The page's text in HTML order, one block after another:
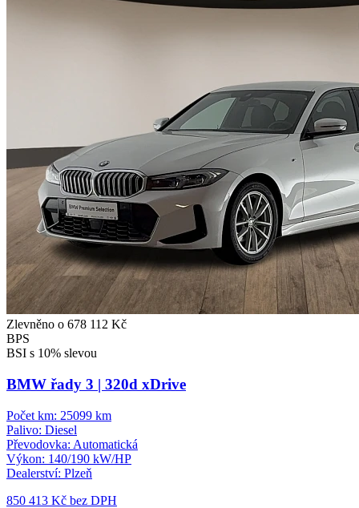
Zlevněno o 678 112 Kč
BPS
BSI s 10% slevou
BMW řady 3 | 320d xDrive
Počet km: 25099 km
Palivo: Diesel
Převodovka: Automatická
Výkon: 140/190 kW/HP
Dealerství: Plzeň
850 413 Kč bez DPH